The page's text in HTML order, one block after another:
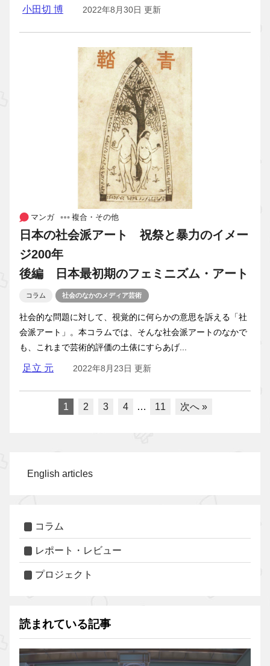
小田切 博 2022年8月30日 更新
マンガ 複合・その他
日本の社会派アート 祝祭と暴力のイメー
ジ200年
後編 日本最初期のフェミニズム・アート
コラム 社会のなかのメディア芸術
社会的な問題に対して、視覚的に何らかの意思を訴える「社
会派アート」。本コラムでは、そんな社会派アートのなかで
も、これまで芸術的評価の土俵にすらあげ...
足立 元 2022年8月23日 更新
1 2 3 4 … 11 次へ »
English articles
コラム
レポート・レビュー
プロジェクト
読まれている記事